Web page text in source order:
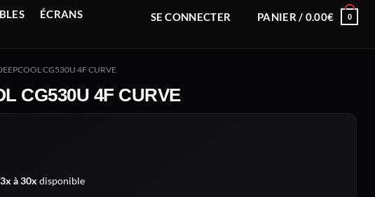
ÉCRANS SE CONNECTER PANIER / 0.00€ 0
CG530U 4F CURVE
CG530U 4F CURVE
3x à 30x disponible